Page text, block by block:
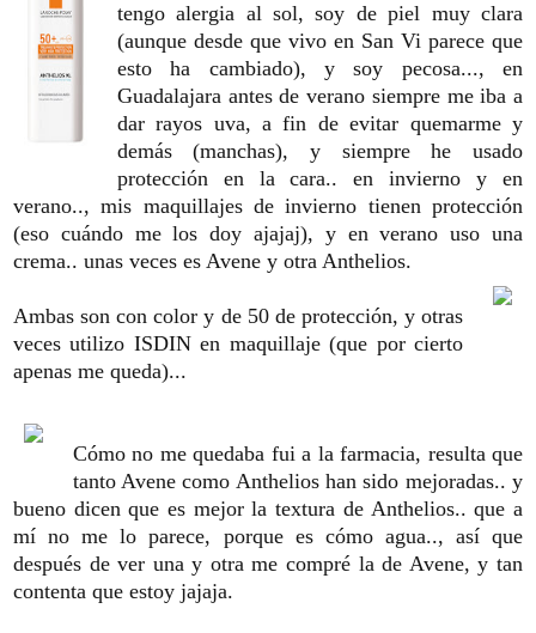
tengo alergia al sol, soy de piel muy clara
(aunque desde que vivo en San Vi parece que
esto ha cambiado), y soy pecosa..., en
Guadalajara antes de verano siempre me iba a
dar rayos uva, a fin de evitar quemarme y
demás (manchas), y siempre he usado
protección en la cara.. en invierno y en
verano.., mis maquillajes de invierno tienen protección
(eso cuándo me los doy ajajaj), y en verano uso una
crema.. unas veces es Avene y otra Anthelios.
Ambas son con color y de 50 de protección, y otras
veces utilizo ISDIN en maquillaje (que por cierto
apenas me queda)...
Cómo no me quedaba fui a la farmacia, resulta que
tanto Avene como Anthelios han sido mejoradas.. y
bueno dicen que es mejor la textura de Anthelios.. que a
mí no me lo parece, porque es cómo agua.., así que
después de ver una y otra me compré la de Avene, y tan
contenta que estoy jajaja.